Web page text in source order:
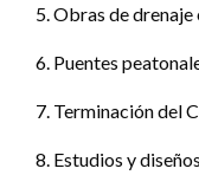
5. Obras de drenaje
6. Puentes
7. Terminación del
8. Estudios y